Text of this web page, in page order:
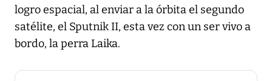
logro espacial, al enviar a la órbita el segundo
satélite, el Sputnik II, esta vez con un ser vivo a
bordo, la perra Laika.